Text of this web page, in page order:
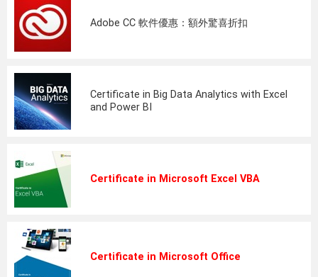
Adobe CC 軟件優惠：額外驚喜折扣
Certificate in Big Data Analytics with Excel
and Power BI
Certificate in Microsoft Excel VBA
Certificate in Microsoft Office